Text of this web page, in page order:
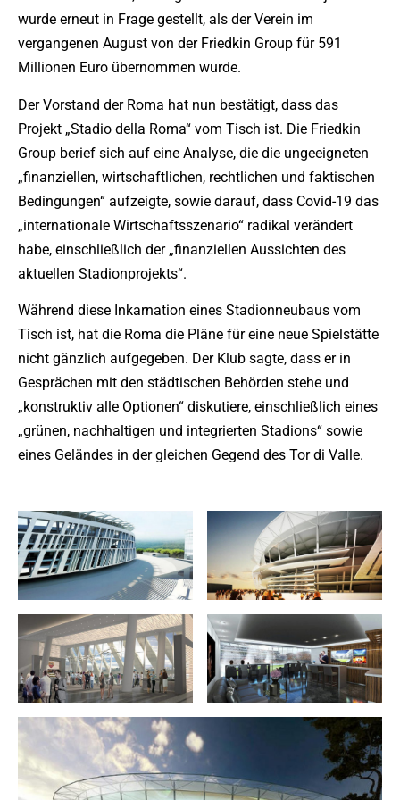
wurde erneut in Frage gestellt, als der Verein im
vergangenen August von der Friedkin Group für 591
Millionen Euro übernommen wurde.
Der Vorstand der Roma hat nun bestätigt, dass das
Projekt „Stadio della Roma“ vom Tisch ist. Die Friedkin
Group berief sich auf eine Analyse, die die ungeeigneten
„finanziellen, wirtschaftlichen, rechtlichen und faktischen
Bedingungen“ aufzeigte, sowie darauf, dass Covid-19 das
„internationale Wirtschaftsszenario“ radikal verändert
habe, einschließlich der „finanziellen Aussichten des
aktuellen Stadionprojekts“.
Während diese Inkarnation eines Stadionneubaus vom
Tisch ist, hat die Roma die Pläne für eine neue Spielstätte
nicht gänzlich aufgegeben. Der Klub sagte, dass er in
Gesprächen mit den städtischen Behörden stehe und
„konstruktiv alle Optionen“ diskutiere, einschließlich eines
„grünen, nachhaltigen und integrierten Stadions“ sowie
eines Geländes in der gleichen Gegend des Tor di Valle.